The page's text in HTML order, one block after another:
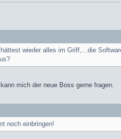
wieder alles im Griff,...die
mich der neue Boss gerne fragen.
noch einbringen!